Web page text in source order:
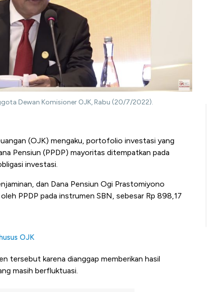
Dewan Komisioner OJK, Rabu (20/7/2022).
(OJK) mengaku, portofolio investasi yang
Pensiun (PPDP) mayoritas ditempatkan pada
investasi.
dan Dana Pensiun Ogi Prastomiyono
PPDP pada instrumen SBN, sebesar Rp 898,17
OJK
tersebut karena dianggap memberikan hasil
masih berfluktuasi.